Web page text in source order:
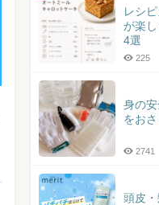
レシ
が楽
4選
225
身の
をお
2741
頭皮